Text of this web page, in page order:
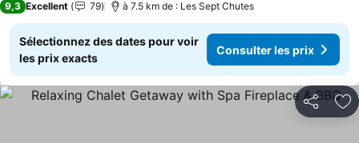
9,3 Excellent 79 à 7.5 km de : Les Sept Chutes
Sélectionnez des dates pour voir
les prix exacts
Consulter les prix
Partager